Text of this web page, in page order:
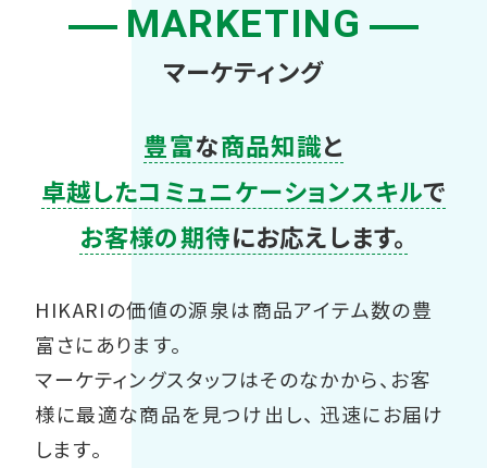
MARKETING
マーケティング
豊富な商品知識と
卓越したコミュニケーションスキルで
お客様の期待にお応えします。
HIKARIの価値の源泉は商品アイテム数の豊
富さにあります。
マーケティングスタッフはそのなかから、お客
様に最適な商品を見つけ出し、 迅速にお届け
します。